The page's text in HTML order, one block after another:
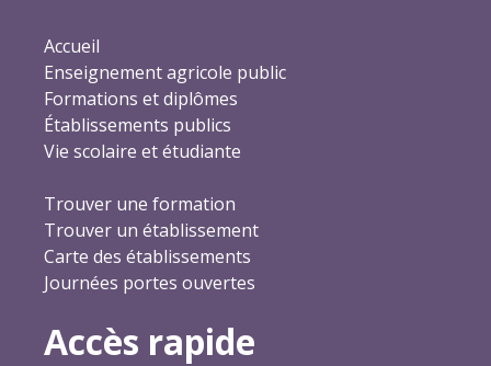
Accueil
Enseignement agricole public
Formations et diplômes
Établissements publics
Vie scolaire et étudiante
Trouver une formation
Trouver un établissement
Carte des établissements
Journées portes ouvertes
Accès rapide